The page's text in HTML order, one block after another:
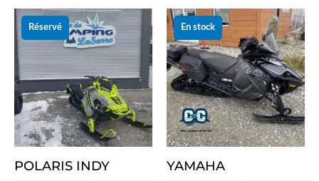
Réservé
POLARIS INDY
Le
prix
initial
était :
10 299.00 $.
Le
prix
actuel
est :
6 999.00 $.
En stock
YAMAHA
Le
prix
initial
était :
16 999.00 $.
Le
prix
actuel
est :
10